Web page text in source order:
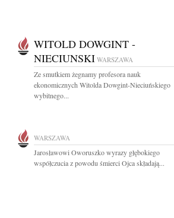
WITOLD DOWGINT -
NIECIUNSKI WARSZAWA
Ze smutkiem żegnamy profesora nauk
ekonomicznych Witolda Dowgint-Nieciuńskiego
wybitnego...
WARSZAWA
Jarosławowi Oworuszko wyrazy głębokiego
współczucia z powodu śmierci Ojca składają...